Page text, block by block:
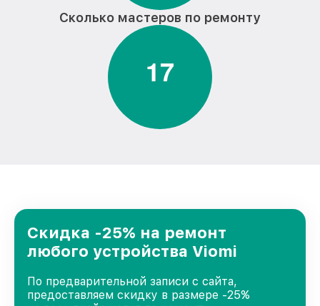
Сколько мастеров по ремонту
17
Скидка -25% на ремонт
любого устройства Viomi
По предварительной записи с сайта,
предоставляем скидку в размере -25%